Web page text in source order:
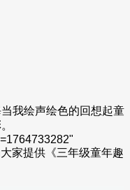
我绘声绘色的回想起童
家提供《三年级童年趣